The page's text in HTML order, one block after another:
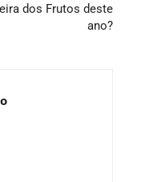
dos Frutos deste
ano?